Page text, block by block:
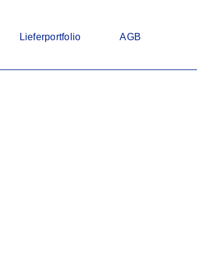
Lieferportfolio AGB